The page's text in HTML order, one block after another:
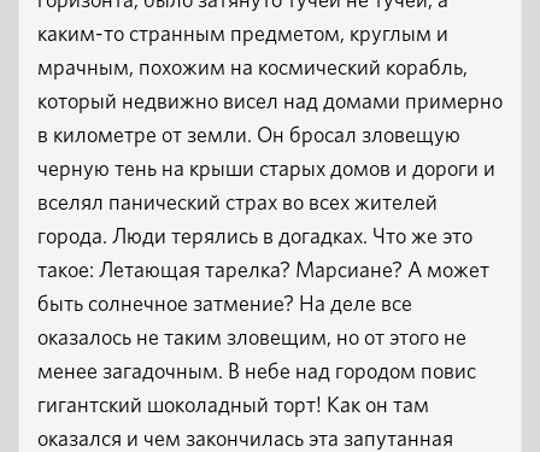
каким-то странным предметом, круглым и
мрачным, похожим на космический корабль,
который недвижно висел над домами примерно
в километре от земли. Он бросал зловещую
черную тень на крыши старых домов и дороги и
вселял панический страх во всех жителей
города. Люди терялись в догадках. Что же это
такое: Летающая тарелка? Марсиане? А может
быть солнечное затмение? На деле все
оказалось не таким зловещим, но от этого не
менее загадочным. В небе над городом повис
гигантский шоколадный торт! Как он там
оказался и чем закончилась эта запутанная